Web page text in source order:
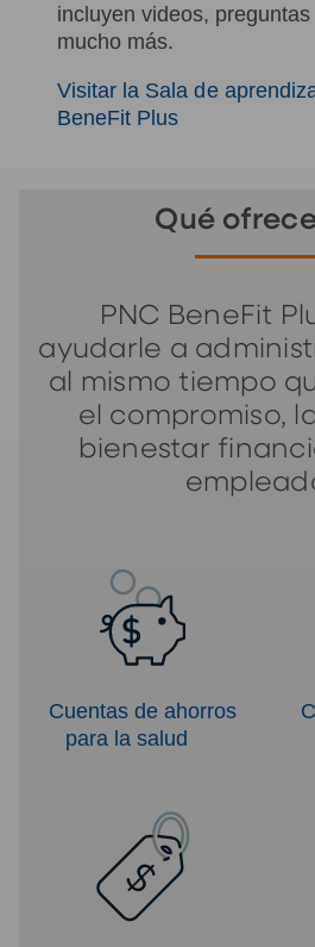
incluyen videos,
mucho más.
Visitar la Sala de
BeneFit Plus
Qué
PNC BeneFit
ayudarle a
al mismo tiempo
el compromiso,
bienestar
Cuentas de ahorros
para la salud